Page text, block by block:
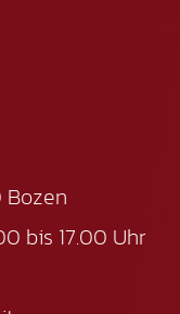
Bozen
bis 17.00 Uhr